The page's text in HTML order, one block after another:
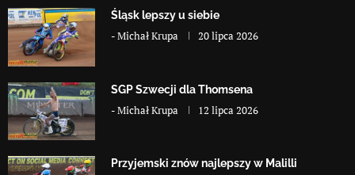
Śląsk lepszy u siebie
-Michał Krupa 20 lipca 2026
SGP Szwecji dla Thomsena
-Michał Krupa 12 lipca 2026
Przyjemski znów najlepszy w Malilli